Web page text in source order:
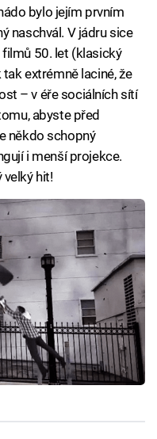
bylo jejím prvním
naschvál. V jádru sice
50. let (klasický
extrémně laciné, že
– v éře sociálních sítí
abyste před
někdo schopný
i menší projekce.
hit!